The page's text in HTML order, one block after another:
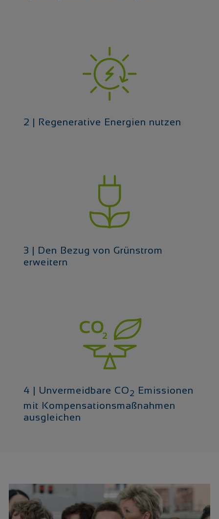
2 | Regenerative Energien nutzen
3 | Den Bezug von Grünstrom
erweitern
4 | Unvermeidbare CO2 Emissionen
mit Kompensationsmaßnahmen
ausgleichen